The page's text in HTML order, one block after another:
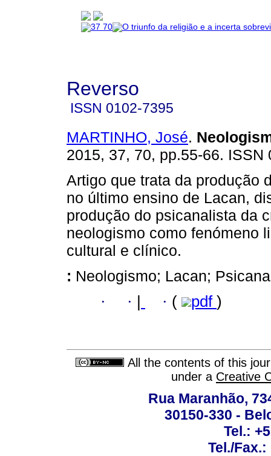
Reverso
ISSN 0102-7395
MARTINHO, José.
2015, 37, 70, pp.55-66. ISSN
Artigo que trata da produção
no último ensino de Lacan,
produção do psicanalista da
neologismo como fenómeno
cultural e clínico.
: Neologismo; Lacan;
· · · ( pdf )
All the contents of this
under a Creative
Rua Maranhão,
30150-330 -
Tel.:
Tel./Fax.: